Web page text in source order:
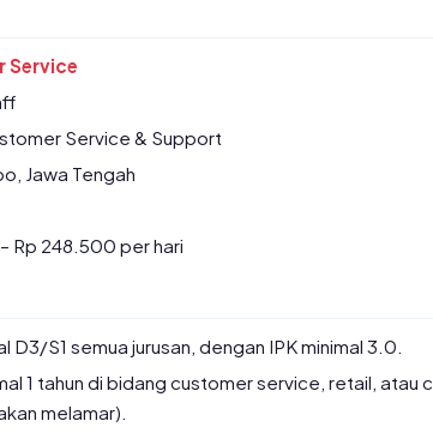
Service
Service & Support
Jawa Tengah
Rp 248.500 per hari
D3/S1 semua jurusan, dengan IPK minimal 3.0.
1 tahun di bidang customer service, retail, atau
melamar).